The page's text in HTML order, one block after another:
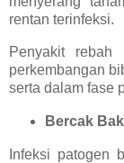
rentan terinfeksi.
Penyakit
perkembangan
serta dalam fase
Bercak
Infeksi patogen